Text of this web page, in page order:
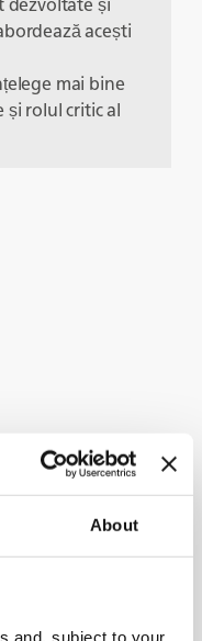
About
and, subject to your
dezvoltate și
acești
mai bine
și rolul critic al